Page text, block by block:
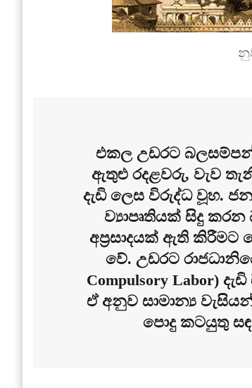
එකල උඩරට
ඇතුළු රදළවරු, වැව
දැඩි ලෙස විරුද්ධ වූහ.
ව්‍යාපෘතියක් සිදු
අප්‍රසාදයක් ඇති
වේ. උඩරට
Compulsory Labor)
ඒ අනුව සාමාන්‍ය
පොදු කටයුතු